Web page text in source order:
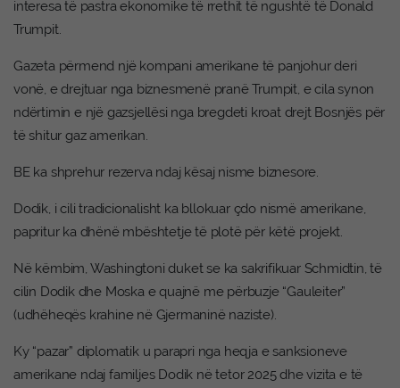
interesa të pastra ekonomike të rrethit të ngushtë të Donald
Trumpit.
Gazeta përmend një kompani amerikane të panjohur deri
vonë, e drejtuar nga biznesmenë pranë Trumpit, e cila synon
ndërtimin e një gazsjellësi nga bregdeti kroat drejt Bosnjës për
të shitur gaz amerikan.
BE ka shprehur rezerva ndaj kësaj nisme biznesore.
Dodik, i cili tradicionalisht ka bllokuar çdo nismë amerikane,
papritur ka dhënë mbështetje të plotë për këtë projekt.
Në këmbim, Washingtoni duket se ka sakrifikuar Schmidtin, të
cilin Dodik dhe Moska e quajnë me përbuzje “Gauleiter”
(udhëheqës krahine në Gjermaninë naziste).
Ky “pazar” diplomatik u parapri nga heqja e sanksioneve
amerikane ndaj familjes Dodik në tetor 2025 dhe vizita e të